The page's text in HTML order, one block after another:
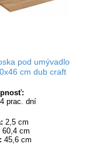
pod umývadlo
cm dub craft
prac. dní
2,5 cm
60,4 cm
45,6 cm